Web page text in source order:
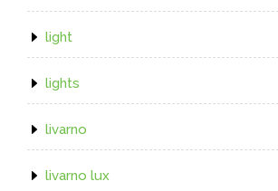
light
lights
livarno
livarno lux